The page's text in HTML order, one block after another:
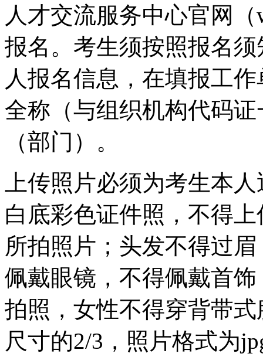
人才交流服务中心官网（
报名。考生须按照报名
人报名信息，在填报工
全称（与组织机构代码
（部门）。
上传照片必须为考生本
白底彩色证件照，不得
所拍照片；头发不得过
佩戴眼镜，不得佩戴首
拍照，女性不得穿背带
尺寸的2/3，照片格式为